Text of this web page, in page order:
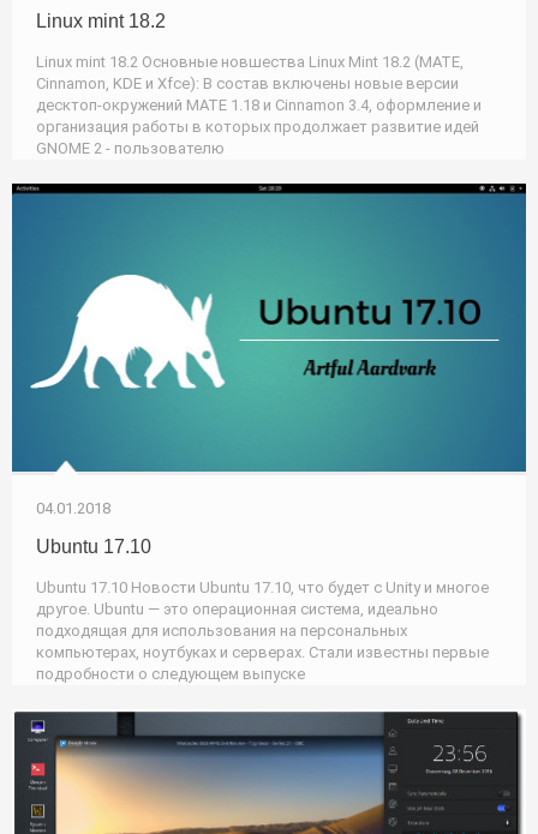
Linux mint 18.2
Linux mint 18.2 Основные новшества Linux Mint 18.2 (MATE,
Cinnamon, KDE и Xfce): В состав включены новые версии
десктоп-окружений MATE 1.18 и Cinnamon 3.4, оформление и
организация работы в которых продолжает развитие идей
GNOME 2 - пользователю
04.01.2018
Ubuntu 17.10
Ubuntu 17.10 Новости Ubuntu 17.10, что будет с Unity и многое
другое. Ubuntu — это операционная система, идеально
подходящая для использования на персональных
компьютерах, ноутбуках и серверах. Cтали известны первые
подробности о следующем выпуске